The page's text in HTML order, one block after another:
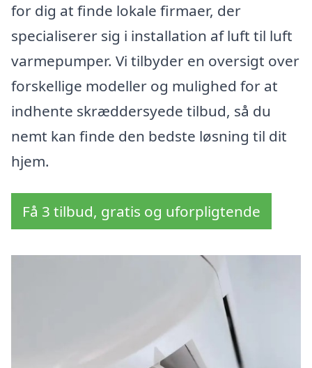
for dig at finde lokale firmaer, der
specialiserer sig i installation af luft til luft
varmepumper. Vi tilbyder en oversigt over
forskellige modeller og mulighed for at
indhente skræddersyede tilbud, så du
nemt kan finde den bedste løsning til dit
hjem.
Få 3 tilbud, gratis og uforpligtende